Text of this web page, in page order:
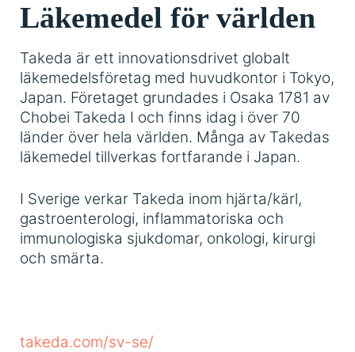
Läkemedel för världen
Takeda är ett innovationsdrivet globalt
läkemedelsföretag med huvudkontor i Tokyo,
Japan. Företaget grundades i Osaka 1781 av
Chobei Takeda I och finns idag i över 70
länder över hela världen. Många av Takedas
läkemedel tillverkas fortfarande i Japan.
I Sverige verkar Takeda inom hjärta/kärl,
gastroenterologi, inflammatoriska och
immunologiska sjukdomar, onkologi, kirurgi
och smärta.
takeda.com/sv-se/